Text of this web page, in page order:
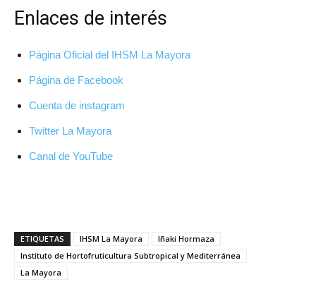
Enlaces de interés
Página Oficial del IHSM La Mayora
Página de Facebook
Cuenta de instagram
Twitter La Mayora
Canal de YouTube
ETIQUETAS IHSM La Mayora
Iñaki Hormaza
Instituto de Hortofruticultura Subtropical y Mediterránea
La Mayora